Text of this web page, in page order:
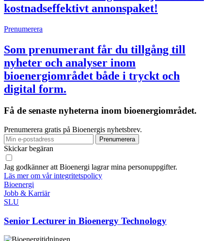
kostnadseffektivt annonspaket!
Prenumerera
Som prenumerant får du tillgång till
nyheter och analyser inom
bioenergiområdet både i tryckt och
digital form.
Få de senaste nyheterna inom bioenergiområdet.
Prenumerera gratis på Bioenergis nyhetsbrev.
Skickar begäran
Jag godkänner att Bioenergi lagrar mina personuppgifter.
Läs mer om vår integritetspolicy
Bioenergi
Jobb & Karriär
SLU
Senior Lecturer in Bioenergy Technology